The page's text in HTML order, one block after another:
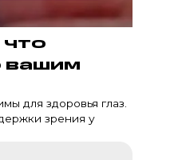
вашим
для здоровья глаз.
зрения у